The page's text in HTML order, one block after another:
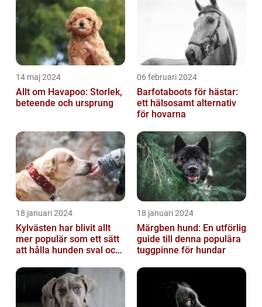
14 maj 2024
Allt om Havapoo: Storlek,
beteende och ursprung
06 februari 2024
Barfotaboots för hästar:
ett hälsosamt alternativ
för hovarna
18 januari 2024
Kylvästen har blivit allt
mer populär som ett sätt
att hålla hunden sval och
väde...
18 januari 2024
Märgben hund: En utförlig
guide till denna populära
tuggpinne för hundar